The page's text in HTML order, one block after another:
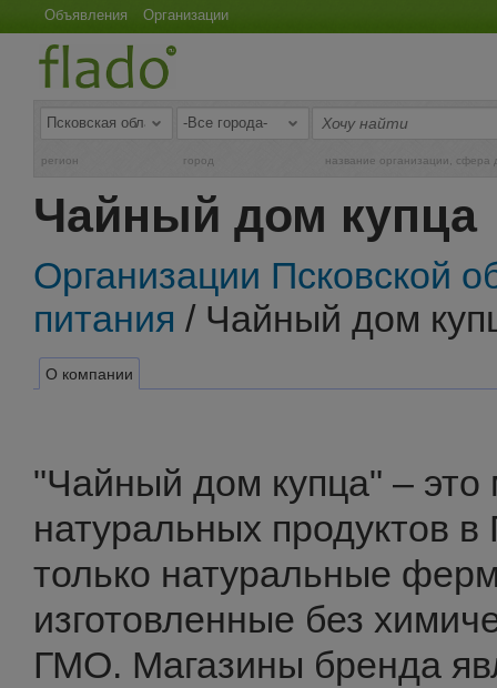
Объявления Организации
регион город название организации, сфера
Чайный дом купца
Организации Псковской
питания / Чайный дом
О компании
"Чайный дом купца" – это
натуральных продуктов в
только натуральные
изготовленные без
ГМО. Магазины бренда